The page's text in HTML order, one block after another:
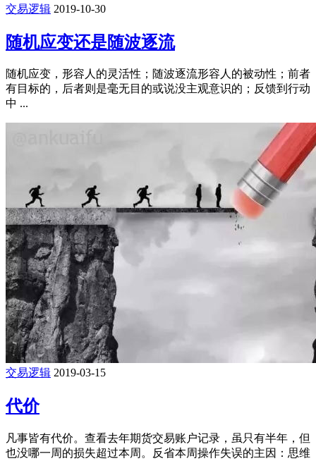
交易逻辑 2019-10-30
随机应变还是随波逐流
随机应变，形容人的灵活性；随波逐流形容人的被动性；前者
有目标的，后者则是毫无目的或说没主观意识的；反馈到行动
中 ...
交易逻辑 2019-03-15
代价
凡事皆有代价。查看去年期货交易账户记录，虽只有半年，但
也没哪一周的损失超过本周。反省本周操作失误的主因：思维